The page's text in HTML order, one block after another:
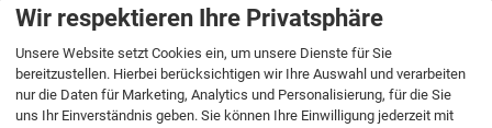
Wir respektieren Ihre Privatsphäre
Unsere Website setzt Cookies ein, um unsere Dienste für Sie
bereitzustellen. Hierbei berücksichtigen wir Ihre Auswahl und verarbeiten
nur die Daten für Marketing, Analytics und Personalisierung, für die Sie
uns Ihr Einverständnis geben. Sie können Ihre Einwilligung jederzeit mit